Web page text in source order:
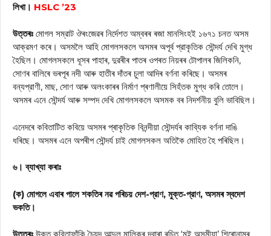
লিখা। HSLC ’23
উত্তৰঃ মোগল সম্রাট ঔৰংজেৱৰ নিৰ্দেশত অম্বৰৰ ৰজা মানসিংহই ১৬৭১ চনত অসম
আক্রমণ কৰে। অসমলৈ আহি মোগলসকলে অসমৰ অপূর্ব প্রাকৃতিক সৌন্দর্য দেখি মুগ্ধ
হৈছিল। মোগলসকলে ধূসৰ পাহাৰ, দুৱৰীৰ পাতৰ ওপৰত নিয়ৰৰ টোপালৰ জিলিকনি,
সোণৰ বালিৰে ভৰপূৰ নদী আৰু হাতীৰ দাঁতৰ চুলা আদিৰ বৰ্ণনা কৰিছে। অসমৰ
বন্যপ্রাণী, মাছ, সোণ আৰু অলংকাৰৰ নিৰ্মাণ প্ৰণালীয়ে সিহঁতক মুগ্ধ কৰি তোলে।
অসমৰ এনে সৌন্দর্য আৰু সম্পদ দেখি মোগলসকলে অসমক বৰ নিদর্শনীয় বুলি ভাবিছিল।
এনেদৰে কবিতাটিত কবিয়ে অসমৰ প্ৰাকৃতিক বিনন্দীয়া সৌন্দৰ্যৰ কাব্যিক বর্ণনা দাঙি
ধৰিছে। অসমৰ এনে অপৰীপ সৌন্দর্য চাই মোগলসকল অতিকৈ মোহিত হৈ পৰিছিল।
৬। ব্যাখ্যা কৰাঃ
(ক) মোগলে এবাৰ পালে শকতিৰ নৱ পৰিচয় দেশ-প্রাণ, মুক্ত-প্রাণ, অসমৰ স্বদেশ
ভকতি।